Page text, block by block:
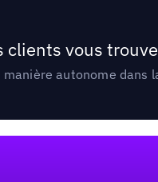
clients vous
autonome dans